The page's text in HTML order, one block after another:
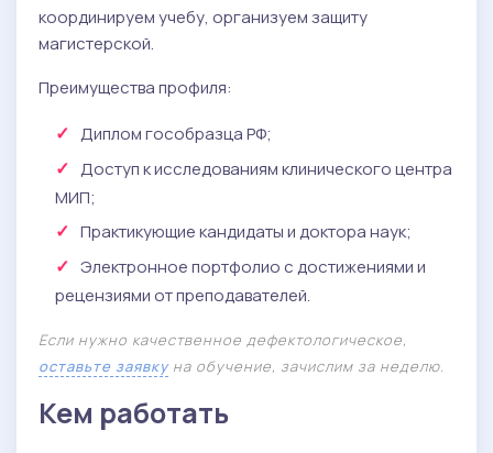
координируем учебу, организуем защиту
магистерской.
Преимущества профиля:
Диплом гособразца РФ;
Доступ к исследованиям клинического центра
МИП;
Практикующие кандидаты и доктора наук;
Электронное портфолио с достижениями и
рецензиями от преподавателей.
Если нужно качественное дефектологическое,
оставьте заявкуна обучение, зачислим за неделю.
Кем работать